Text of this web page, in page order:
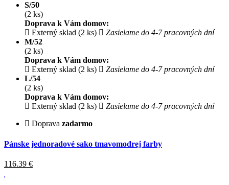
S/50
(2 ks)
Doprava k Vám domov:
Externý sklad (2 ks)
Zasielame do 4-7 pracovných dní
M/52
(2 ks)
Doprava k Vám domov:
Externý sklad (2 ks)
Zasielame do 4-7 pracovných dní
L/54
(2 ks)
Doprava k Vám domov:
Externý sklad (2 ks)
Zasielame do 4-7 pracovných dní
Doprava zadarmo
Pánske jednoradové sako tmavomodrej farby
116.39 €